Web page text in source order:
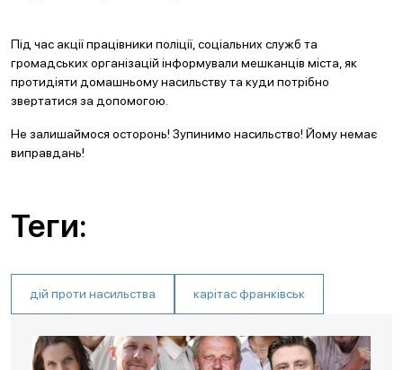
Під час акції працівники поліції, соціальних служб та
громадських організацій інформували мешканців міста, як
протидіяти домашньому насильству та куди потрібно
звертатися за допомогою.
Не залишаймося осторонь! Зупинимо насильство! Йому немає
виправдань!
Теги:
дій проти насильства карітас франківськ